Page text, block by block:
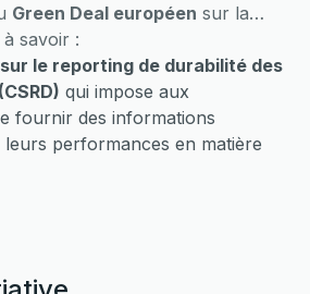
Green Deal européen sur la
savoir :
le reporting de durabilité des
qui impose aux
fournir des informations
leurs performances en matière
de classification des activités